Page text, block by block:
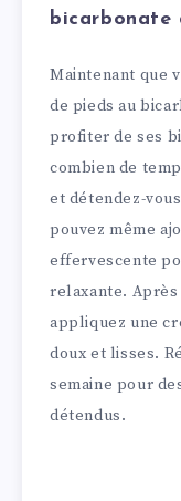
bicarbonate
Maintenant que
de pieds au
profiter de ses
combien de
et détendez-
pouvez même
effervescente
relaxante.
appliquez une
doux et lisses.
semaine pour
détendus.